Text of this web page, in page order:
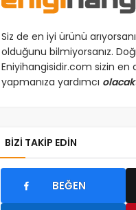
Siz de en iyi ürünü
olduğunu bilmiyorsanız.
Eniyihangisidir.com sizin
yapmanıza yardımcı
BIZI TAKIP EDIN
BEĞEN